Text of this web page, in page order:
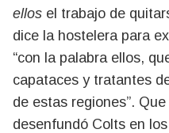
ellos el trabajo de
dice la hostelera para
“con la palabra ellos,
capataces y tratantes
de estas regiones”.
desenfundó Colts en